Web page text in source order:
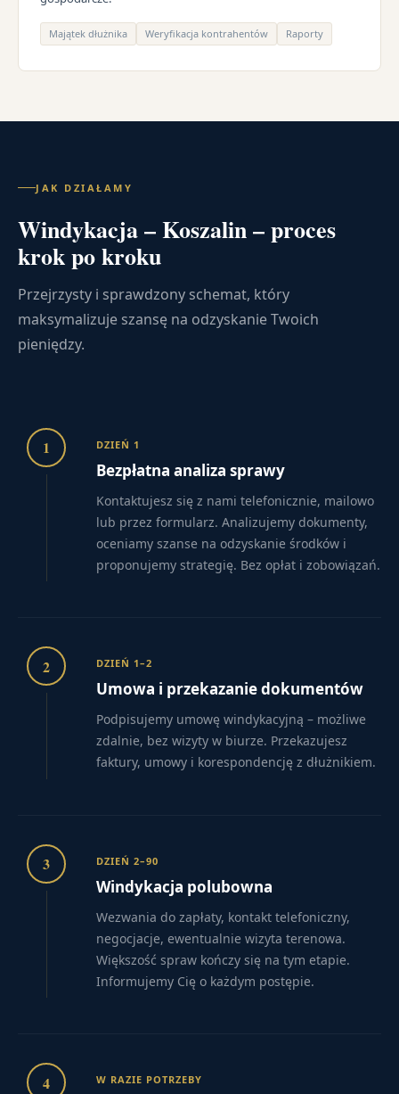
Majątek dłużnika Weryfikacja kontrahentów Raporty
JAK DZIAŁAMY
Windykacja – Koszalin – proces
krok po kroku
Przejrzysty i sprawdzony schemat, który
maksymalizuje szansę na odzyskanie Twoich
pieniędzy.
1 DZIEŃ 1
Bezpłatna analiza sprawy
Kontaktujesz się z nami telefonicznie, mailowo
lub przez formularz. Analizujemy dokumenty,
oceniamy szanse na odzyskanie środków i
proponujemy strategię. Bez opłat i zobowiązań.
2 DZIEŃ 1–2
Umowa i przekazanie dokumentów
Podpisujemy umowę windykacyjną – możliwe
zdalnie, bez wizyty w biurze. Przekazujesz
faktury, umowy i korespondencję z dłużnikiem.
3 DZIEŃ 2–90
Windykacja polubowna
Wezwania do zapłaty, kontakt telefoniczny,
negocjacje, ewentualnie wizyta terenowa.
Większość spraw kończy się na tym etapie.
Informujemy Cię o każdym postępie.
4 W RAZIE POTRZEBY